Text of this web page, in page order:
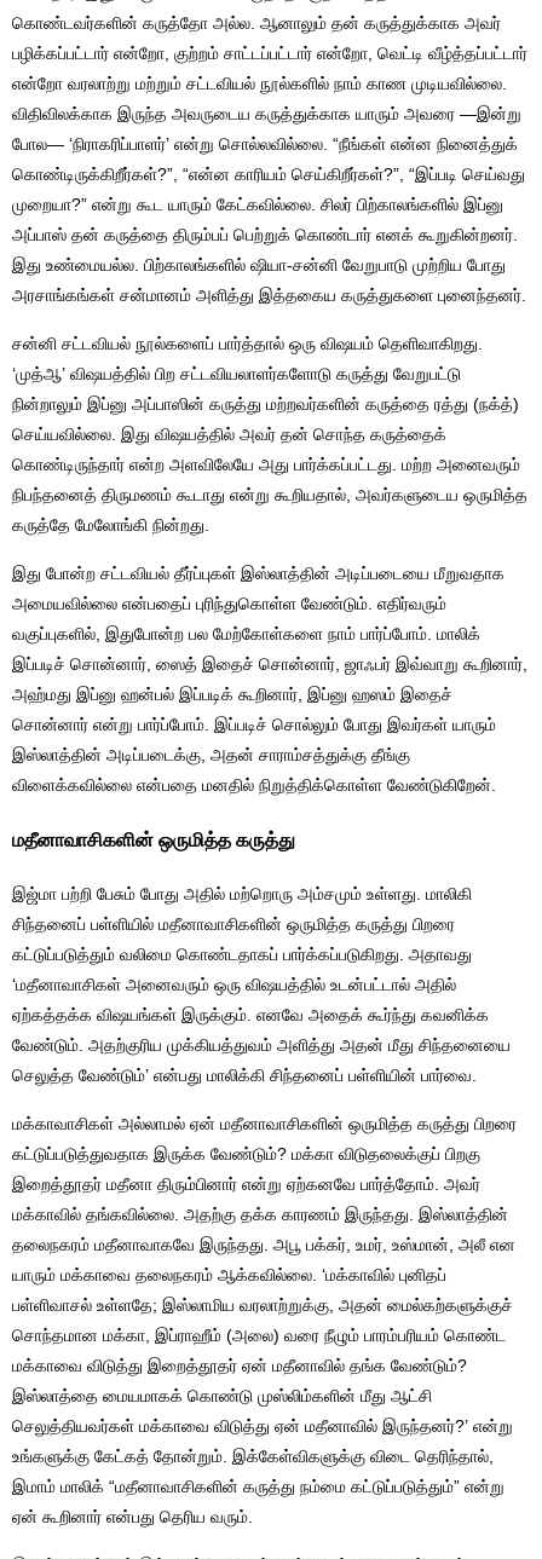
கொண்டவர்களின் கருத்தோ அல்ல. ஆனாலும் தன் கருத்துக்காக அவர்
பழிக்கப்பட்டார் என்றோ, குற்றம் சாட்டப்பட்டார் என்றோ, வெட்டி வீழ்த்தப்பட்டார்
என்றோ வரலாற்று மற்றும் சட்டவியல் நூல்களில் நாம் காண முடியவில்லை.
விதிவிலக்காக இருந்த அவருடைய கருத்துக்காக யாரும் அவரை —இன்று
போல— ‘நிராகரிப்பாளர்’ என்று சொல்லவில்லை. “நீங்கள் என்ன நினைத்துக்
கொண்டிருக்கிறீர்கள்?”, “என்ன காரியம் செய்கிறீர்கள்?”, “இப்படி செய்வது
முறையா?” என்று கூட யாரும் கேட்கவில்லை. சிலர் பிற்காலங்களில் இப்னு
அப்பாஸ் தன் கருத்தை திரும்பப் பெற்றுக் கொண்டார் எனக் கூறுகின்றனர்.
இது உண்மையல்ல. பிற்காலங்களில் ஷியா-சன்னி வேறுபாடு முற்றிய போது
அரசாங்கங்கள் சன்மானம் அளித்து இத்தகைய கருத்துகளை புனைந்தனர்.
சன்னி சட்டவியல் நூல்களைப் பார்த்தால் ஒரு விஷயம் தெளிவாகிறது.
‘முத்ஆ’ விஷயத்தில் பிற சட்டவியலாளர்களோடு கருத்து வேறுபட்டு
நின்றாலும் இப்னு அப்பாஸின் கருத்து மற்றவர்களின் கருத்தை ரத்து (நக்த்)
செய்யவில்லை. இது விஷயத்தில் அவர் தன் சொந்த கருத்தைக்
கொண்டிருந்தார் என்ற அளவிலேயே அது பார்க்கப்பட்டது. மற்ற அனைவரும்
நிபந்தனைத் திருமணம் கூடாது என்று கூறியதால், அவர்களுடைய ஒருமித்த
கருத்தே மேலோங்கி நின்றது.
இது போன்ற சட்டவியல் தீர்ப்புகள் இஸ்லாத்தின் அடிப்படையை மீறுவதாக
அமையவில்லை என்பதைப் புரிந்துகொள்ள வேண்டும். எதிர்வரும்
வகுப்புகளில், இதுபோன்ற பல மேற்கோள்களை நாம் பார்ப்போம். மாலிக்
இப்படிச் சொன்னார், ஸைத் இதைச் சொன்னார், ஜாஃபர் இவ்வாறு கூறினார்,
அஹ்மது இப்னு ஹன்பல் இப்படிக் கூறினார், இப்னு ஹஸம் இதைச்
சொன்னார் என்று பார்ப்போம். இப்படிச் சொல்லும் போது இவர்கள் யாரும்
இஸ்லாத்தின் அடிப்படைக்கு, அதன் சாராம்சத்துக்கு தீங்கு
விளைக்கவில்லை என்பதை மனதில் நிறுத்திக்கொள்ள வேண்டுகிறேன்.
மதீனாவாசிகளின் ஒருமித்த கருத்து
இஜ்மா பற்றி பேசும் போது அதில் மற்றொரு அம்சமும் உள்ளது. மாலிகி
சிந்தனைப் பள்ளியில் மதீனாவாசிகளின் ஒருமித்த கருத்து பிறரை
கட்டுப்படுத்தும் வலிமை கொண்டதாகப் பார்க்கப்படுகிறது. அதாவது
‘மதீனாவாசிகள் அனைவரும் ஒரு விஷயத்தில் உடன்பட்டால் அதில்
ஏற்கத்தக்க விஷயங்கள் இருக்கும். எனவே அதைக் கூர்ந்து கவனிக்க
வேண்டும். அதற்குரிய முக்கியத்துவம் அளித்து அதன் மீது சிந்தனையை
செலுத்த வேண்டும்’ என்பது மாலிக்கி சிந்தனைப் பள்ளியின் பார்வை.
மக்காவாசிகள் அல்லாமல் ஏன் மதீனாவாசிகளின் ஒருமித்த கருத்து பிறரை
கட்டுப்படுத்துவதாக இருக்க வேண்டும்? மக்கா விடுதலைக்குப் பிறகு
இறைத்தூதர் மதீனா திரும்பினார் என்று ஏற்கனவே பார்த்தோம். அவர்
மக்காவில் தங்கவில்லை. அதற்கு தக்க காரணம் இருந்தது. இஸ்லாத்தின்
தலைநகரம் மதீனாவாகவே இருந்தது. அபூ பக்கர், உமர், உஸ்மான், அலீ என
யாரும் மக்காவை தலைநகரம் ஆக்கவில்லை. ‘மக்காவில் புனிதப்
பள்ளிவாசல் உள்ளதே; இஸ்லாமிய வரலாற்றுக்கு, அதன் மைல்கற்களுக்குச்
சொந்தமான மக்கா, இப்ராஹீம் (அலை) வரை நீழும் பாரம்பரியம் கொண்ட
மக்காவை விடுத்து இறைத்தூதர் ஏன் மதீனாவில் தங்க வேண்டும்?
இஸ்லாத்தை மையமாகக் கொண்டு முஸ்லிம்களின் மீது ஆட்சி
செலுத்தியவர்கள் மக்காவை விடுத்து ஏன் மதீனாவில் இருந்தனர்?’ என்று
உங்களுக்கு கேட்கத் தோன்றும். இக்கேள்விகளுக்கு விடை தெரிந்தால்,
இமாம் மாலிக் “மதீனாவாசிகளின் கருத்து நம்மை கட்டுப்படுத்தும்” என்று
ஏன் கூறினார் என்பது தெரிய வரும்.